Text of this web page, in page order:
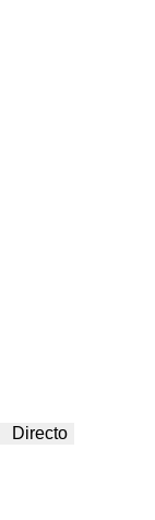
Directo